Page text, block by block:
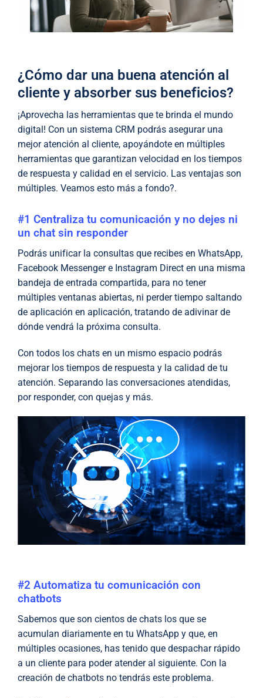
¿Cómo dar una buena atención al
cliente y absorber sus beneficios?
¡Aprovecha las herramientas que te brinda el mundo
digital! Con un sistema CRM podrás asegurar una
mejor atención al cliente, apoyándote en múltiples
herramientas que garantizan velocidad en los tiempos
de respuesta y calidad en el servicio. Las ventajas son
múltiples. Veamos esto más a fondo?.
#1 Centraliza tu comunicación y no dejes ni
un chat sin responder
Podrás unificar la consultas que recibes en WhatsApp,
Facebook Messenger e Instagram Direct en una misma
bandeja de entrada compartida, para no tener
múltiples ventanas abiertas, ni perder tiempo saltando
de aplicación en aplicación, tratando de adivinar de
dónde vendrá la próxima consulta.
Con todos los chats en un mismo espacio podrás
mejorar los tiempos de respuesta y la calidad de tu
atención. Separando las conversaciones atendidas,
por responder, con quejas y más.
#2 Automatiza tu comunicación con
chatbots
Sabemos que son cientos de chats los que se
acumulan diariamente en tu WhatsApp y que, en
múltiples ocasiones, has tenido que despachar rápido
a un cliente para poder atender al siguiente. Con la
creación de chatbots no tendrás este problema.